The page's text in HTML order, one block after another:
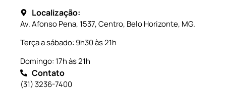
Localização:
Av. Afonso Pena, 1537, Centro, Belo Horizonte, MG.
Terça a sábado: 9h30 às 21h
Domingo: 17h às 21h
Contato
(31) 3236-7400